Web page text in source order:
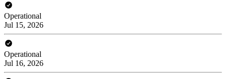
Operational
Jul 15, 2026
Operational
Jul 16, 2026